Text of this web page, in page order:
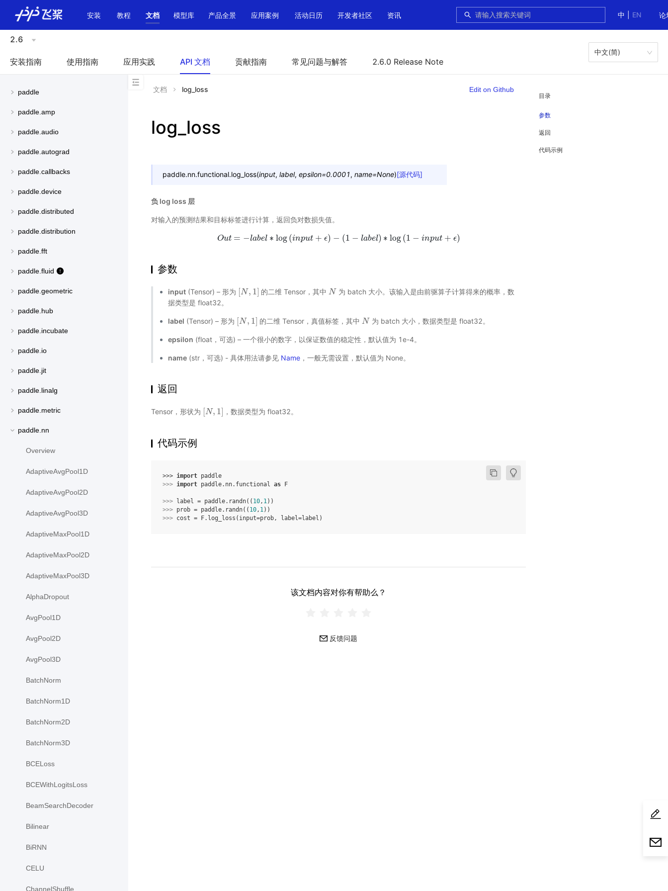
中
EN 论
安装 教程 文档 模型库 产品全景 应用案例 活动日历 开发者社区 资讯
2.6
安装指南 使用指南 应用实践 API 文档 贡献指南 常见问题与解答 2.6.0 Release Note
中文(简)
paddle
paddle.amp
paddle.audio
paddle.autograd
paddle.callbacks
paddle.device
paddle.distributed
paddle.distribution
paddle.fft
paddle.fluid
paddle.geometric
paddle.hub
paddle.incubate
paddle.io
paddle.jit
paddle.linalg
paddle.metric
paddle.nn
Overview
AdaptiveAvgPool1D
AdaptiveAvgPool2D
AdaptiveAvgPool3D
AdaptiveMaxPool1D
AdaptiveMaxPool2D
AdaptiveMaxPool3D
AlphaDropout
AvgPool1D
AvgPool2D
AvgPool3D
BatchNorm
BatchNorm1D
BatchNorm2D
BatchNorm3D
BCELoss
BCEWithLogitsLoss
BeamSearchDecoder
Bilinear
BiRNN
CELU
ChannelShuffle
目录
参数
返回
代码示例
文档 log_loss Edit on Github
log_loss
paddle.nn.functional.log_loss(input, label, epsilon=0.0001, name=None)[源代码]
负 log loss 层
对输入的预测结果和目标标签进行计算，返回负对数损失值。
Out = −label ∗ log(input + ϵ) − (1 − label) ∗ log(1 − input + ϵ)
Out=− labe l∗log(in pu t+ϵ )− 1− label)∗log( 1−in pu +ϵ )
参数
input (Tensor) – 形为 [N, 1]
[N,1 ] 的二维 Tensor，其中 N
N 为 batch 大小。该输入是由前驱算子计算得来的概率，数
据类型是 float32。
label (Tensor) – 形为 [N, 1]
[N,1 ] 的二维 Tensor，真值标签，其中 N
N 为 batch 大小，数据类型是 float32。
epsilon (float，可选) – 一个很小的数字，以保证数值的稳定性，默认值为 1e-4。
name (str，可选) - 具体用法请参见 Name ，一般无需设置，默认值为 None。
返回
Tensor，形状为 [N, 1]
N,1 ] ，数据类型为 float32。
代码示例
>>> import paddle
>>> import paddle.nn.functional as F
>>> label = paddle. randn(( 10 , 1 ))
>>> prob = paddle. randn(( 10 , 1 ))
>>> cost = F. log_loss ( input=prob , label =label )
该文档内容对你有帮助么？
反馈问题